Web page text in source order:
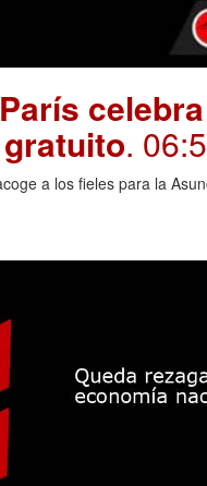
.
a los fieles para la